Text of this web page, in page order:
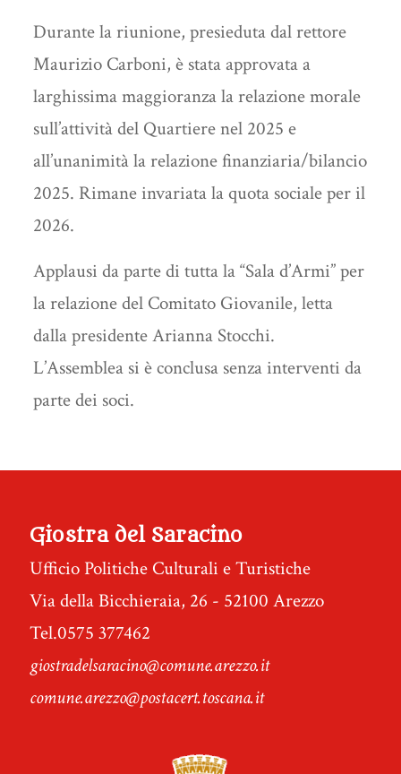
Durante la riunione, presieduta dal rettore
Maurizio Carboni, è stata approvata a
larghissima maggioranza la relazione morale
sull’attività del Quartiere nel 2025 e
all’unanimità la relazione finanziaria/bilancio
2025. Rimane invariata la quota sociale per il
2026.
Applausi da parte di tutta la “Sala d’Armi” per
la relazione del Comitato Giovanile, letta
dalla presidente Arianna Stocchi.
L’Assemblea si è conclusa senza interventi da
parte dei soci.
Giostra del Saracino
Ufficio Politiche Culturali e Turistiche
Via della Bicchieraia, 26 - 52100 Arezzo
Tel.0575 377462
giostradelsaracino@comune.arezzo.it
comune.arezzo@postacert.toscana.it